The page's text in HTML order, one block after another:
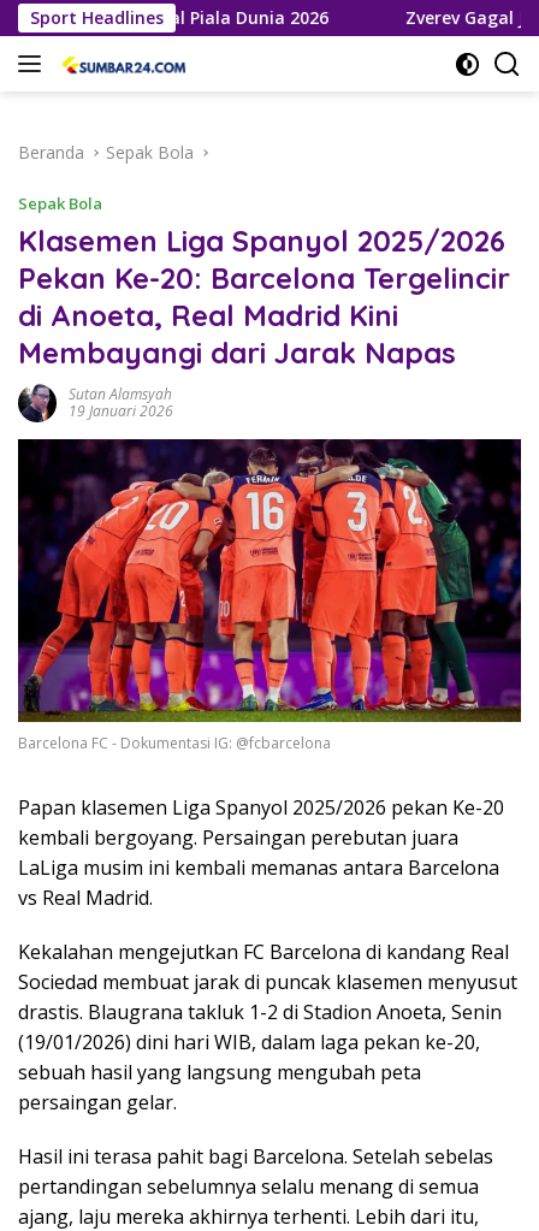
Langsung
ke
konten
Sport Headlines
Final Piala Dunia 2026 Zverev Gagal Juara di
Beranda Sepak Bola
Sepak Bola
Klasemen Liga Spanyol 2025/2026
Pekan Ke-20: Barcelona Tergelincir
di Anoeta, Real Madrid Kini
Membayangi dari Jarak Napas
Sutan Alamsyah
19 Januari 2026
Barcelona FC - Dokumentasi IG: @fcbarcelona
Papan klasemen Liga Spanyol 2025/2026 pekan Ke-20
kembali bergoyang. Persaingan perebutan juara
LaLiga musim ini kembali memanas antara Barcelona
vs Real Madrid.
Kekalahan mengejutkan FC Barcelona di kandang Real
Sociedad membuat jarak di puncak klasemen menyusut
drastis. Blaugrana takluk 1-2 di Stadion Anoeta, Senin
(19/01/2026) dini hari WIB, dalam laga pekan ke-20,
sebuah hasil yang langsung mengubah peta
persaingan gelar.
Hasil ini terasa pahit bagi Barcelona. Setelah sebelas
pertandingan sebelumnya selalu menang di semua
ajang, laju mereka akhirnya terhenti. Lebih dari itu,